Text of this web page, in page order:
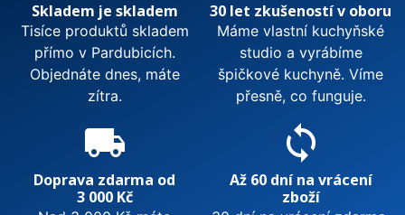
Skladem je skladem
Tisíce produktů skladem
přímo v Pardubicích.
Objednáte dnes, máte
zítra.
30 let zkušeností v oboru
Máme vlastní kuchyňské
studio a vyrábíme
špičkové kuchyně. Víme
přesně, co funguje.
local_shipping
Doprava zdarma od
3 000 Kč
sync
Až 60 dní na vrácení
zboží